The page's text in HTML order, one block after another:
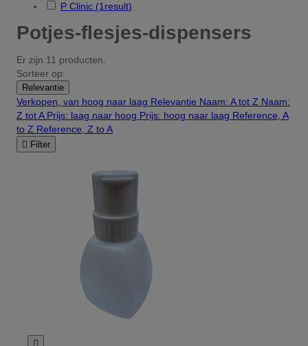
P Clinic (1 result)
Potjes-flesjes-dispensers
Er zijn 11 producten.
Sorteer op:
Relevantie
Verkopen, van hoog naar laag Relevantie Naam: A tot Z Naam:
Z tot A Prijs: laag naar hoog Prijs: hoog naar laag Reference, A
to Z Reference, Z to A
 Filter
